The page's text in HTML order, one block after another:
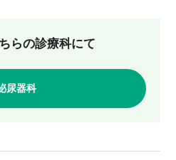
らの診療科にて
尿器科